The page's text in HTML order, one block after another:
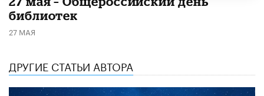
библиотек
27 МАЯ
ДРУГИЕ СТАТЬИ АВТОРА